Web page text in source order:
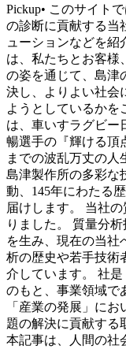
Pickup• このサイト
の診断に貢献する当
ューションなどを紹
は、私たちとお客様
の姿を通じて、島津
決し、よりよい社会
ようとしているかを
は、車いすラグビー
暢選手の『輝ける頂
までの波乱万丈の人
島津製作所の多彩な
動、145年にわたる
届けします。 当社
りました。 質量分
を生み、現在の当社
析の歴史や若手技術
介しています。 社
のもと、事業領域で
「産業の発展」に
題の解決に貢献する
本記事は、人間の社